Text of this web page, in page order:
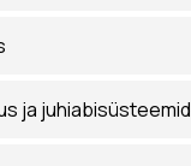
ja juhiabisüsteemid